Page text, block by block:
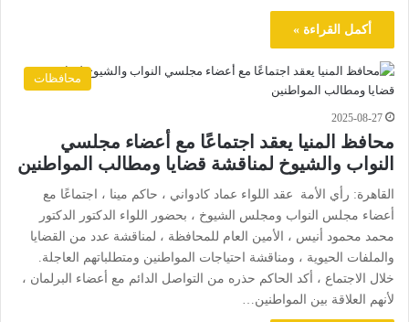
أكمل القراءة »
محافظات
2025-08-27
محافظ المنيا يعقد اجتماعًا مع أعضاء مجلسي
النواب والشيوخ لمناقشة قضايا ومطالب المواطنين
القاهرة: رأي الأمة عقد اللواء عماد كادواني ، حاكم مينا ، اجتماعًا مع
أعضاء مجلس النواب ومجلس الشيوخ ، بحضور اللواء الدكتور الدكتور
محمد محمود أنيس ، الأمين العام للمحافظة ، لمناقشة عدد من القضايا
والملفات الحيوية ، ومناقشة احتياجات المواطنين ومتطلباتهم العاجلة.
خلال الاجتماع ، أكد الحاكم حذره من التواصل الدائم مع أعضاء البرلمان ،
لأنهم العلاقة بين المواطنين…